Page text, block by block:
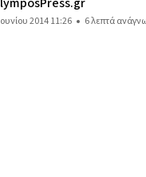
2014 11:26 6 λεπτά